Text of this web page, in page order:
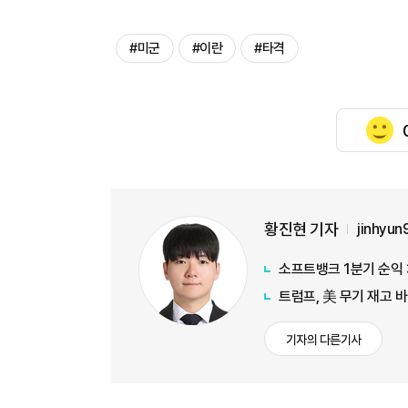
#미군 #이란 #타격
황진현 기자
소프트뱅크 1분기 순
트럼프, 美 무기 재고
기자의 다른기사